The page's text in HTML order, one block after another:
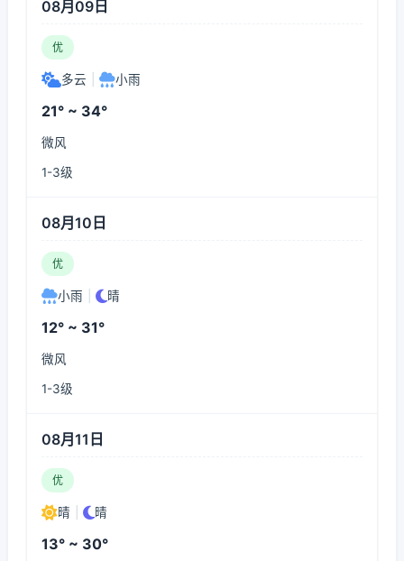
08月09日
优
多云 小雨
21° ~ 34°
微风
1-3级
08月10日
优
小雨 晴
12° ~ 31°
微风
1-3级
08月11日
优
晴 晴
13° ~ 30°